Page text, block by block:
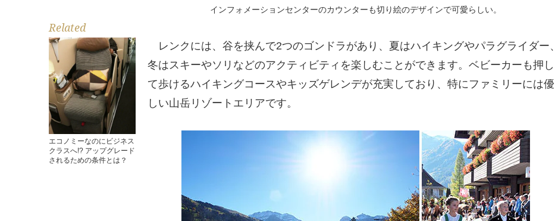
Related
エコノミーなのにビジネス
クラスへ!? アップグレード
されるための条件とは？
インフォメーションセンターのカウンターも切り絵のデザインで可愛らしい。
レンクには、谷を挟んで2つのゴンドラがあり、夏はハイキングやパラグライダー、
冬はスキーやソリなどのアクティビティを楽しむことができます。ベビーカーも押し
て歩けるハイキングコースやキッズゲレンデが充実しており、特にファミリーには優
しい山岳リゾートエリアです。